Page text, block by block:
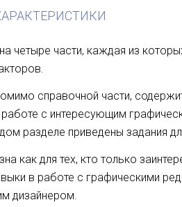
четыре части, каждая из
справочной части,
с интересующим
разделе приведены задания
как для тех, кто только
в работе с графическими
дизайнером.